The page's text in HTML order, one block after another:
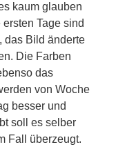
kaum glauben
Tage sind
das Bild änderte
Die Farben
das
von Woche
besser und
soll es selber
Fall überzeugt.